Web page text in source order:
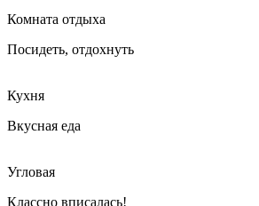
Комната отдыха
Посидеть, отдохнуть
Кухня
Вкусная еда
Угловая
Классно вписалась!